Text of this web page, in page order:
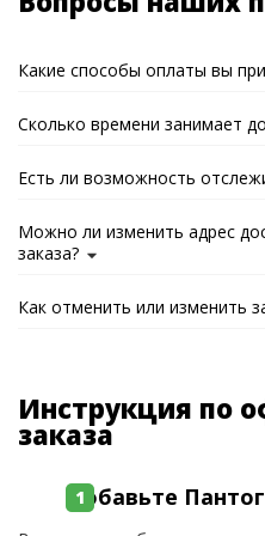
Какие способы оплаты вы
Сколько времени занимает
Есть ли возможность
Можно ли изменить адрес
заказа?
Как отменить или изменить
Инструкция по
заказа
Добавьте